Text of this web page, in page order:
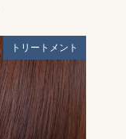
トリートメント